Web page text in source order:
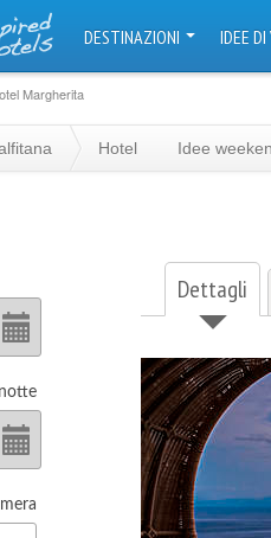
DESTINAZIONI IDEE
Margherita
Hotel Idee
Dettagli
notte